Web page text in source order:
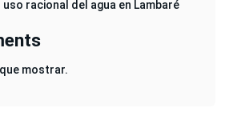
uso racional del agua en Lambaré
mostrar.